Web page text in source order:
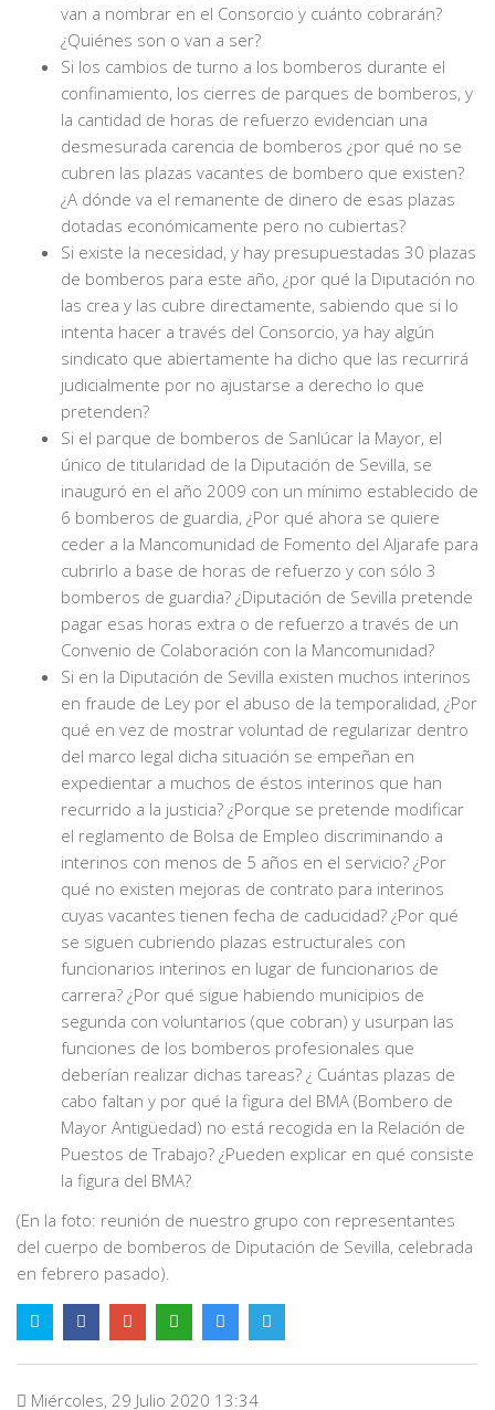
van a nombrar en el Consorcio y cuánto cobrarán?
¿Quiénes son o van a ser?
Si los cambios de turno a los bomberos durante el
confinamiento, los cierres de parques de bomberos, y
la cantidad de horas de refuerzo evidencian una
desmesurada carencia de bomberos ¿por qué no se
cubren las plazas vacantes de bombero que existen?
¿A dónde va el remanente de dinero de esas plazas
dotadas económicamente pero no cubiertas?
Si existe la necesidad, y hay presupuestadas 30 plazas
de bomberos para este año, ¿por qué la Diputación no
las crea y las cubre directamente, sabiendo que si lo
intenta hacer a través del Consorcio, ya hay algún
sindicato que abiertamente ha dicho que las recurrirá
judicialmente por no ajustarse a derecho lo que
pretenden?
Si el parque de bomberos de Sanlúcar la Mayor, el
único de titularidad de la Diputación de Sevilla, se
inauguró en el año 2009 con un mínimo establecido de
6 bomberos de guardia, ¿Por qué ahora se quiere
ceder a la Mancomunidad de Fomento del Aljarafe para
cubrirlo a base de horas de refuerzo y con sólo 3
bomberos de guardia? ¿Diputación de Sevilla pretende
pagar esas horas extra o de refuerzo a través de un
Convenio de Colaboración con la Mancomunidad?
Si en la Diputación de Sevilla existen muchos interinos
en fraude de Ley por el abuso de la temporalidad, ¿Por
qué en vez de mostrar voluntad de regularizar dentro
del marco legal dicha situación se empeñan en
expedientar a muchos de éstos interinos que han
recurrido a la justicia? ¿Porque se pretende modificar
el reglamento de Bolsa de Empleo discriminando a
interinos con menos de 5 años en el servicio? ¿Por
qué no existen mejoras de contrato para interinos
cuyas vacantes tienen fecha de caducidad? ¿Por qué
se siguen cubriendo plazas estructurales con
funcionarios interinos en lugar de funcionarios de
carrera? ¿Por qué sigue habiendo municipios de
segunda con voluntarios (que cobran) y usurpan las
funciones de los bomberos profesionales que
deberían realizar dichas tareas? ¿ Cuántas plazas de
cabo faltan y por qué la figura del BMA (Bombero de
Mayor Antigüedad) no está recogida en la Relación de
Puestos de Trabajo? ¿Pueden explicar en qué consiste
la figura del BMA?
(En la foto: reunión de nuestro grupo con representantes
del cuerpo de bomberos de Diputación de Sevilla, celebrada
en febrero pasado).
Miércoles, 29 Julio 2020 13:34